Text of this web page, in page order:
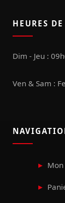
HEURES
Dim - Jeu :
Ven & Sam :